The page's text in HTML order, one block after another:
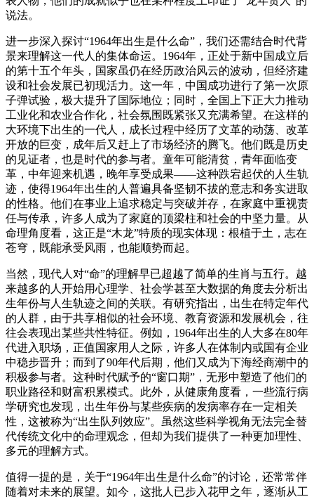
说法。
进一步深入探讨“1964年出生是什么命”，我们还需结合时代背
景来理解这一代人的集体命运。1964年，正处于新中国成立后
的第十五个年头，国家虽仍在经历政治风云的波动，但经济建
设和社会发展已初现活力。这一年，中国成功进行了第一次原
子弹试验，极大提升了国际地位；同时，全国上下正大力推动
工业化和农业合作化，社会氛围既紧张又充满希望。在这样的
大环境下出生的一代人，成长过程中经历了文革的动荡、改革
开放的巨变，成年后又赶上了市场经济的腾飞。他们既是历史
的见证者，也是时代的参与者。童年可能清贫，青年面临变
革，中年迎来机遇，晚年享受成果——这种跌宕起伏的人生轨
迹，使得1964年出生的人普遍具备坚韧不拔的意志和务实进取
的性格。他们在事业上追求稳定与突破并存，在家庭中重视责
任与传承，许多人成为了家庭的顶梁柱和社会的中坚力量。从
命理角度看，这正是“木龙”特质的现实体现：根植于土，志在
苍穹，既能承受风雨，也能顺势而起。
当然，现代人对“命”的理解早已超越了简单的生肖与五行。越
来越多的人开始用心理学、社会学甚至大数据的角度去分析出
生年份与人生轨迹之间的关联。有研究指出，出生在特定年代
的人群，由于共享相似的社会环境、教育资源和发展机会，往
往会表现出某些共性特征。例如，1964年出生的人大多在80年
代进入职场，正值国家用人之际，许多人在体制内或国有企业
中稳步晋升；而到了90年代后期，他们又成为下海经商潮中的
积极参与者。这种时代赋予的“窗口期”，无形中塑造了他们的
职业路径和财富积累模式。此外，从健康角度看，一些流行病
学研究也发现，出生年份与某些疾病的发病率存在一定相关
性，这被称为“出生队列效应”。虽然这些科学视角无法完全替
代传统文化中的命理观念，但却为我们提供了一种更加理性、
多元的理解方式。
值得一提的是，关于“1964年出生是什么命”的讨论，还常常伴
随着对未来的展望。如今，这批人已步入花甲之年，逐渐从工